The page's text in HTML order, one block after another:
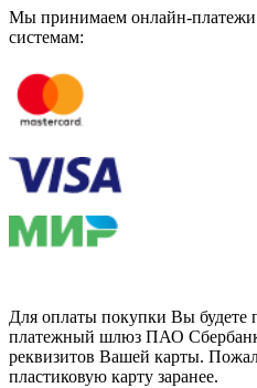
Мы принимаем онлайн-
системам:
Для оплаты покупки Вы будете
платежный шлюз ПАО Сбербанк
реквизитов Вашей карты.
пластиковую карту заранее.